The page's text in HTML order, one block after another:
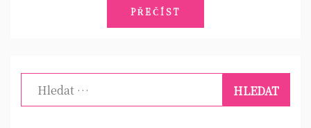
PŘEČÍST
Vyhledávání